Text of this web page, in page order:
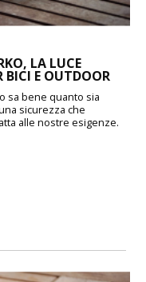
LA LUCE
BICI E OUTDOOR
sa bene quanto sia
sicurezza che
alle nostre esigenze.